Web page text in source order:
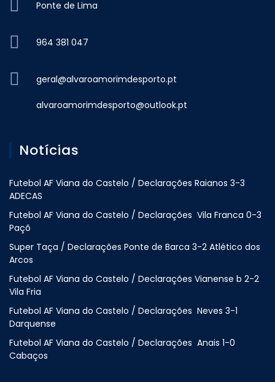
Ponte de Lima
964 381 047
geral@alvaroamorimdesporto.pt
alvaroamorimdesporto@outlook.pt
Notícias
Futebol AF Viana do Castelo / Declarações Raianos 3-3
ADECAS
Futebol AF Viana do Castelo / Declarações Vila Franca 0-3
Paçõ
Super Taça / Declarações Ponte de Barca 3-2 Atlético dos
Arcos
Futebol AF Viana do Castelo / Declarações Vianense b 2-2
Vila Fria
Futebol AF Viana do Castelo / Declarações Neves 3-1
Darquense
Futebol AF Viana do Castelo / Declarações Anais 1-0
Cabaços